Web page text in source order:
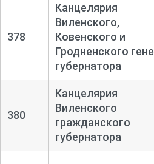
378
Канцелярия
Виленского,
Ковенского и
Гродненского
губернатора
380
Канцелярия
Виленского
гражданского
губернатора